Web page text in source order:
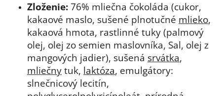
Zloženie: 76% mliečna čokoláda (cukor,
kakaové maslo, sušené plnotučné mlieko,
kakaová hmota, rastlinné tuky (palmový
olej, olej zo semien maslovníka, Sal, olej z
mangových jadier), sušená srvátka,
mliečny tuk, laktóza, emulgátory:
slnečnicový lecitín,